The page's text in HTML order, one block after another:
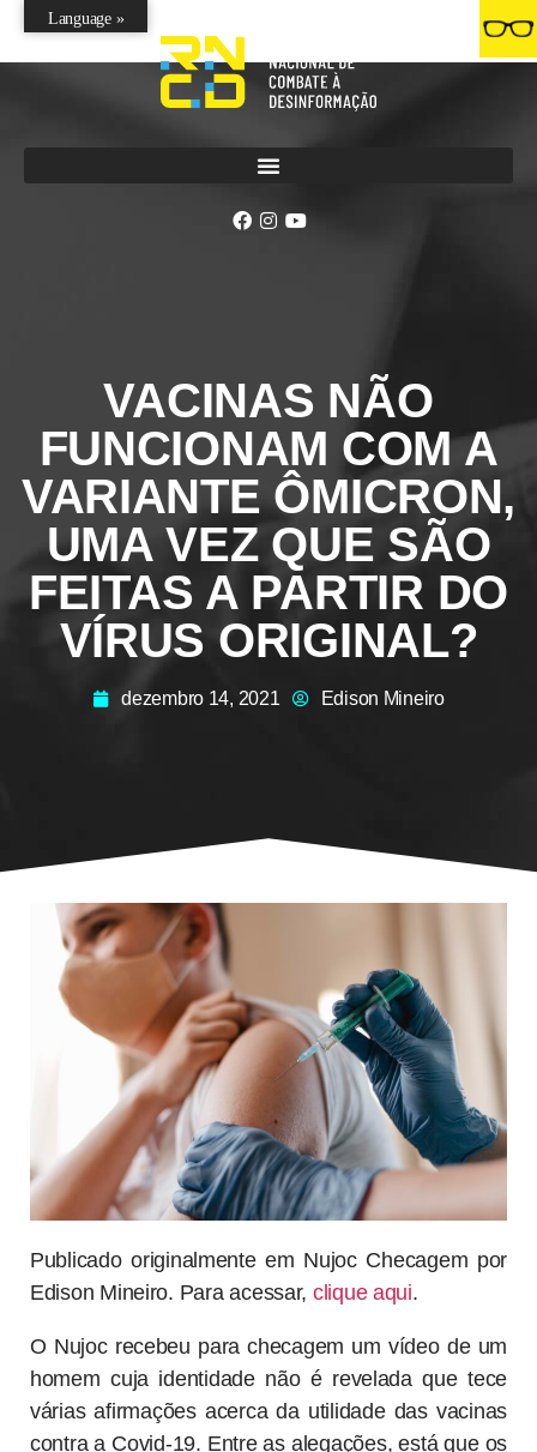
VACINAS NÃO
FUNCIONAM COM A
VARIANTE ÔMICRON,
UMA VEZ QUE SÃO
FEITAS A PARTIR DO
VÍRUS ORIGINAL?
dezembro 14, 2021 Edison Mineiro
Publicado originalmente em Nujoc Checagem por
Edison Mineiro. Para acessar, clique aqui.
O Nujoc recebeu para checagem um vídeo de um
homem cuja identidade não é revelada que tece
várias afirmações acerca da utilidade das vacinas
contra a Covid-19. Entre as alegações, está que os
Language »